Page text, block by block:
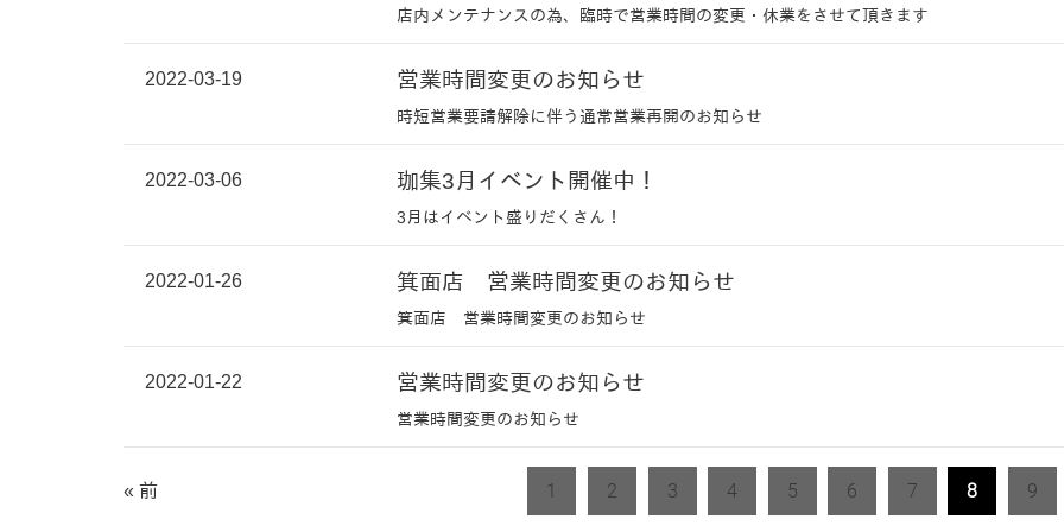
店内メンテナンスの為、臨時で営業時間の変更・休業をさせて頂きます
2022-03-19 営業時間変更のお知らせ
時短営業要請解除に伴う通常営業再開のお知らせ
2022-03-06 珈集3月イベント開催中！
3月はイベント盛りだくさん！
2022-01-26 箕面店 営業時間変更のお知らせ
箕面店 営業時間変更のお知らせ
2022-01-22 営業時間変更のお知らせ
営業時間変更のお知らせ
« 前 1 2 3 4 5 6 7 8 9